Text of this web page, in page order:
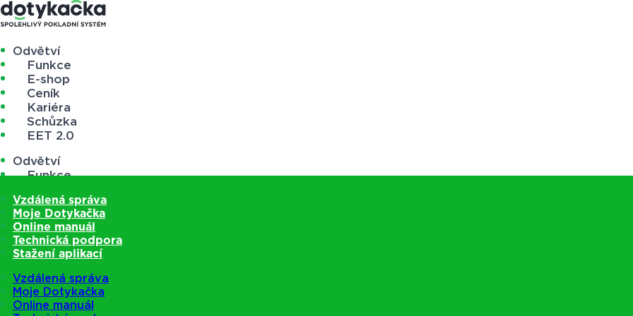
Odvětví
Funkce
E-shop
Ceník
Kariéra
Schůzka
EET 2.0
Odvětví
Funkce
Ceník
Kariéra
Schůzka
EET 2.0
Vzdálená správa
Moje Dotykačka
Online manuál
Technická podpora
Stažení aplikací
Vzdálená správa
Moje Dotykačka
Online manuál